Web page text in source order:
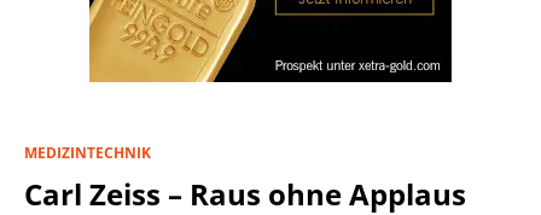
MEDIZINTECHNIK
Carl Zeiss – Raus ohne Applaus